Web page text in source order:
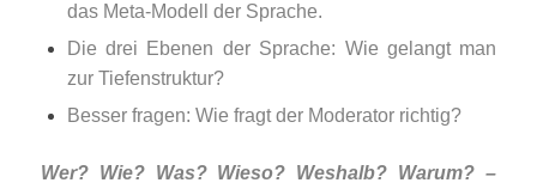
das Meta-Modell der Sprache.
Die drei Ebenen der Sprache: Wie gelangt man
zur Tiefenstruktur?
Besser fragen: Wie fragt der Moderator richtig?
Wer? Wie? Was? Wieso? Weshalb? Warum? –